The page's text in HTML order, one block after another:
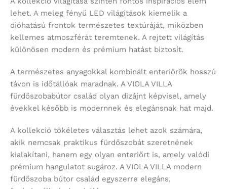
lehet. A meleg fényű LED világítások kiemelik a
dióhatású frontok természetes textúráját, miközben
kellemes atmoszférát teremtenek. A rejtett világítás
különösen modern és prémium hatást biztosít.
A természetes anyagokkal kombinált enteriőrök hosszú
távon is időtállóak maradnak. A VIOLA VILLA
fürdőszobabútor család olyan dizájnt képvisel, amely
évekkel később is modernnek és elegánsnak hat majd.
A kollekció tökéletes választás lehet azok számára,
akik nemcsak praktikus fürdőszobát szeretnének
kialakítani, hanem egy olyan enteriőrt is, amely valódi
prémium hangulatot sugároz. A VIOLA VILLA modern
fürdőszoba bútor család egyszerre elegáns,